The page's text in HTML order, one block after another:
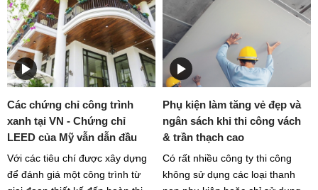
rơi vào trường hợp nào.
bàn giao
Các chứng chỉ công trình
xanh tại VN - Chứng chỉ
LEED của Mỹ vẫn dẫn đầu
Với các tiêu chí được xây dựng
để đánh giá một công trình từ
Phụ kiện làm tăng vẻ đẹp và
ngân sách khi thi công vách
& trần thạch cao
Có rất nhiều công ty thi công
không sử dụng các loại thanh